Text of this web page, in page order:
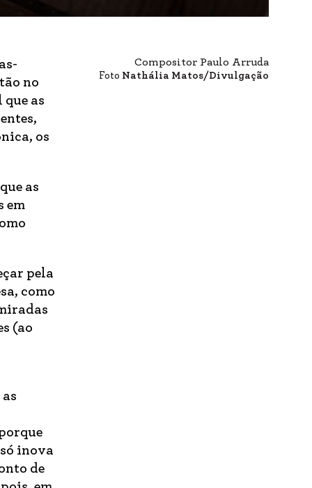
Compositor Paulo Arruda
Foto Nathália Matos/Divulgação
no
as
os
as
em
pela
como
(ao
inova
de